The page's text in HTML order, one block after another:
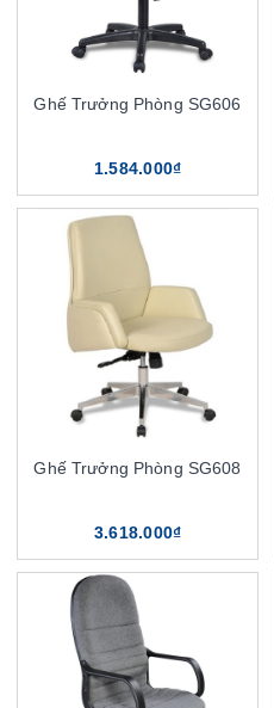
Ghế Trưởng Phòng SG606
1.584.000₫
Ghế Trưởng Phòng SG608
3.618.000₫